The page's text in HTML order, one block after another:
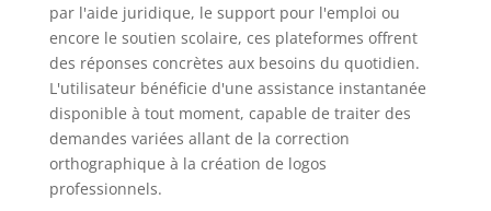
par l'aide juridique, le support pour l'emploi ou
encore le soutien scolaire, ces plateformes offrent
des réponses concrètes aux besoins du quotidien.
L'utilisateur bénéficie d'une assistance instantanée
disponible à tout moment, capable de traiter des
demandes variées allant de la correction
orthographique à la création de logos
professionnels.